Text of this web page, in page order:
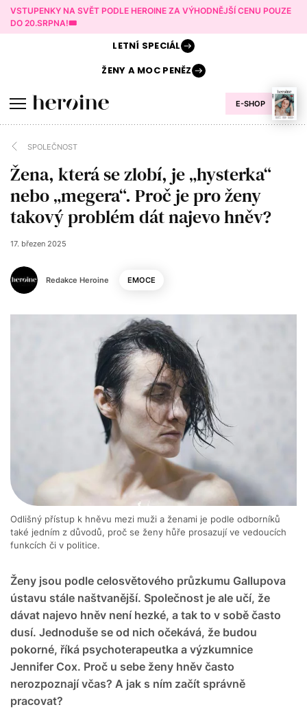
VSTUPENKY NA SVĚT PODLE HEROINE ZA VÝHODNĚJŠÍ CENU POUZE
DO 20.SRPNA!🎟️
E-SHOP
LETNÍ SPECIÁL
ŽENY AMOC PENĚZ
SPOLEČNOST
Žena, která se zlobí, je „hysterka“
nebo „megera“. Proč je pro ženy
takový problém dát najevo hněv?
Redakce Heroine
17. březen 2025
EMOCE
Ženy jsou podle celosvětového průzkumu Gallupova
ústavu stále naštvanější. Společnost je ale učí, že
dávat najevo hněv není hezké, a tak to v sobě často
dusí. Jednoduše se od nich očekává, že budou
pokorné, říká psychoterapeutka a výzkumnice
Jennifer Cox. Proč u sebe ženy hněv často
nerozpoznají včas? A jak s ním začít správně
pracovat?
Odlišný přístup k hněvu mezi muži a ženami je podle odborníků
také jedním z důvodů, proč se ženy hůře prosazují ve vedoucích
funkcích či v politice.